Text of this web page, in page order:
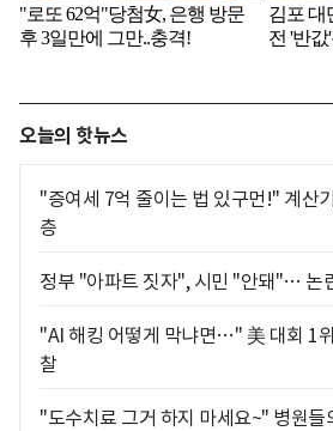
오늘의 핫뉴스
"증여세 7억 줄이는 법 있구먼!" 계산
층
정부 "아파트 짓자", 시민 "안돼"… 논
"AI 해킹 어떻게 막냐면…" 美 대회 1
찰
"도수치료 그거 하지 마세요~" 병원들